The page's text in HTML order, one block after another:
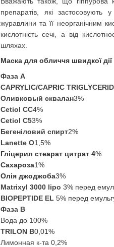
препаратів, які застосовують
журавлини та її неорганічним
кислотність сечі, а від
шляхах
Маска для обличчя швидкої дії
Фаза А
CAPRYLIC/CAPRIC
Оливковый сквалан
Cetiol CC
Cetiol С5
Бегеніловий спирт
Lanette О
Гліцерил стеарат цитрат 4%
Сахароза
Олія джоджоба
Мatrixyl 3000 lipo
перед
BIOPEPTIDE EL
перед
Фаза В
Вода до 100%
TRILON B
Лимонная к-та 0,2%